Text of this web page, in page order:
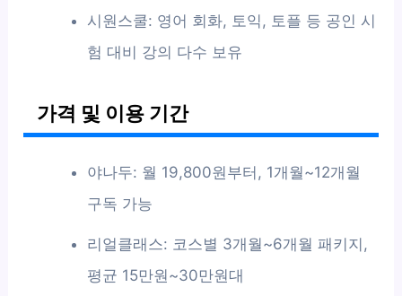
시원스쿨: 영어 회화, 토익, 토플 등 공인 시
험 대비 강의 다수 보유
가격 및 이용 기간
야나두: 월 19,800원부터, 1개월~12개월
구독 가능
리얼클래스: 코스별 3개월~6개월 패키지,
평균 15만원~30만원대